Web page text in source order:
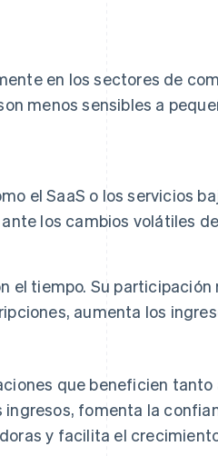
en los sectores de
menos sensibles a
el SaaS o los servicios
los cambios volátiles
el tiempo. Su participación
aumenta los
que beneficien tanto
fomenta la
y facilita el